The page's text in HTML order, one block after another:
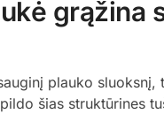
grąžina
plauko sluoksnį,
šias struktūrines